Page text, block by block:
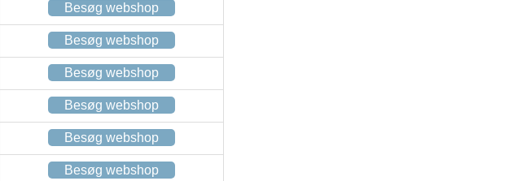
Besøg webshop
Besøg webshop
Besøg webshop
Besøg webshop
Besøg webshop
Besøg webshop